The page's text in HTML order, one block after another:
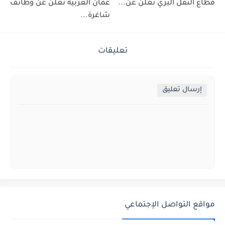
قطاع النقل البري تعلن عن...
عمان العربية تعلن عن وظائف
شاغرة...
تعليقات
إرسال تعليق
مواقع التواصل الإجتماعي